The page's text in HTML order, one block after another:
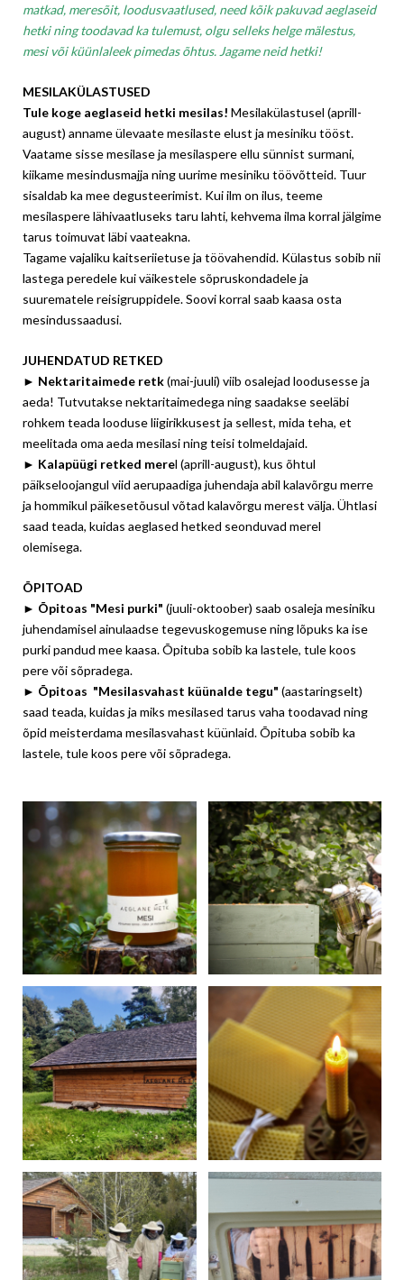
matkad, meresõit, loodusvaatlused, need kõik pakuvad aeglaseid
hetki ning toodavad ka tulemust, olgu selleks helge mälestus,
mesi või küünlaleek pimedas õhtus. Jagame neid hetki!
MESILAKÜLASTUSED
Tule koge aeglaseid hetki mesilas! Mesilakülastusel (aprill-
august) anname ülevaate mesilaste elust ja mesiniku tööst.
Vaatame sisse mesilase ja mesilaspere ellu sünnist surmani,
kiikame mesindusmajja ning uurime mesiniku töövõtteid. Tuur
sisaldab ka mee degusteerimist. Kui ilm on ilus, teeme
mesilaspere lähivaatluseks taru lahti, kehvema ilma korral jälgime
tarus toimuvat läbi vaateakna.
Tagame vajaliku kaitseriietuse ja töövahendid. Külastus sobib nii
lastega peredele kui väikestele sõpruskondadele ja
suurematele reisigruppidele. Soovi korral saab kaasa osta
mesindussaadusi.
JUHENDATUD RETKED
► Nektaritaimede retk(mai-juuli) viib osalejad loodusesse ja
aeda! Tutvutakse nektaritaimedega ning saadakse seeläbi
rohkem teada looduse liigirikkusest ja sellest, mida teha, et
meelitada oma aeda mesilasi ning teisi tolmeldajaid.
► Kalapüügi retked merel (aprill-august), kus õhtul
päikseloojangul viid aerupaadiga juhendaja abil kalavõrgu merre
ja hommikul päikesetõusul võtad kalavõrgu merest välja. Ühtlasi
saad teada, kuidas aeglased hetked seonduvad merel
olemisega.
ÕPITOAD
► Õpitoas "Mesi purki" (juuli-oktoober) saab osaleja mesiniku
juhendamisel ainulaadse tegevuskogemuse ning lõpuks ka ise
purki pandud mee kaasa. Õpituba sobib ka lastele, tule koos
pere või sõpradega.
► Õpitoas "Mesilasvahast küünalde tegu" (aastaringselt)
saad teada, kuidas ja miks mesilased tarus vaha toodavad ning
õpid meisterdama mesilasvahast küünlaid. Õpituba sobib ka
lastele, tule koos pere või sõpradega.